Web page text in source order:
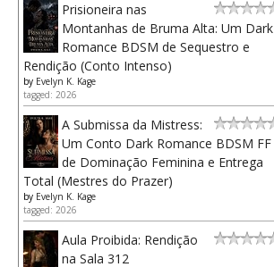
Prisioneira nas
Montanhas de Bruma Alta: Um Dark
Romance BDSM de Sequestro e
Rendição (Conto Intenso)
by Evelyn K. Kage
tagged: 2026
A Submissa da Mistress:
Um Conto Dark Romance BDSM FF
de Dominação Feminina e Entrega
Total (Mestres do Prazer)
by Evelyn K. Kage
tagged: 2026
Aula Proibida: Rendição
na Sala 312